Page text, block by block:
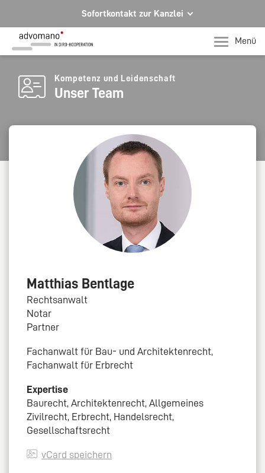
Sofortkontakt zur Kanzlei
Ihre Rechtsberatung in Hagen und Iserlohn
Ihr direkter Kontakt zu uns
Telefon Hagen
+49 2331 91599-0
Per E-Mail für Sie da.
mail@advomano.de
Menü
Kompetenz und Leidenschaft
Unser Team
Matthias Bentlage
Rechtsanwalt
Notar
Partner
Fachanwalt für Bau- und Architektenrecht,
Fachanwalt für Erbrecht
Expertise
Baurecht, Architektenrecht, Allgemeines
Zivilrecht, Erbrecht, Handelsrecht,
Gesellschaftsrecht
vCard speichern